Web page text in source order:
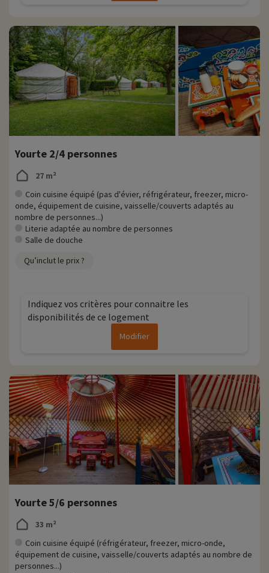
Yourte 2/4 personnes
27 m²
Coin cuisine équipé (pas d'évier, réfrigérateur, freezer, micro-
onde, équipement de cuisine, vaisselle/couverts adaptés au
nombre de personnes...)
Literie adaptée au nombre de personnes
Salle de douche
Qu’inclut le prix ?
Indiquez vos critères pour connaitre les
disponibilités de ce logement
Modifier
Yourte 5/6 personnes
33 m²
Coin cuisine équipé (réfrigérateur, freezer, micro-onde,
équipement de cuisine, vaisselle/couverts adaptés au nombre de
personnes...)